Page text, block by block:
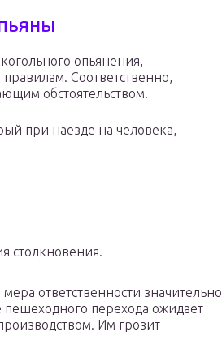
опьянения,
правилам. Соответственно,
обстоятельством.
при наезде на человека,
столкновения.
ответственности значительно
пешеходного перехода ожидает
Им грозит